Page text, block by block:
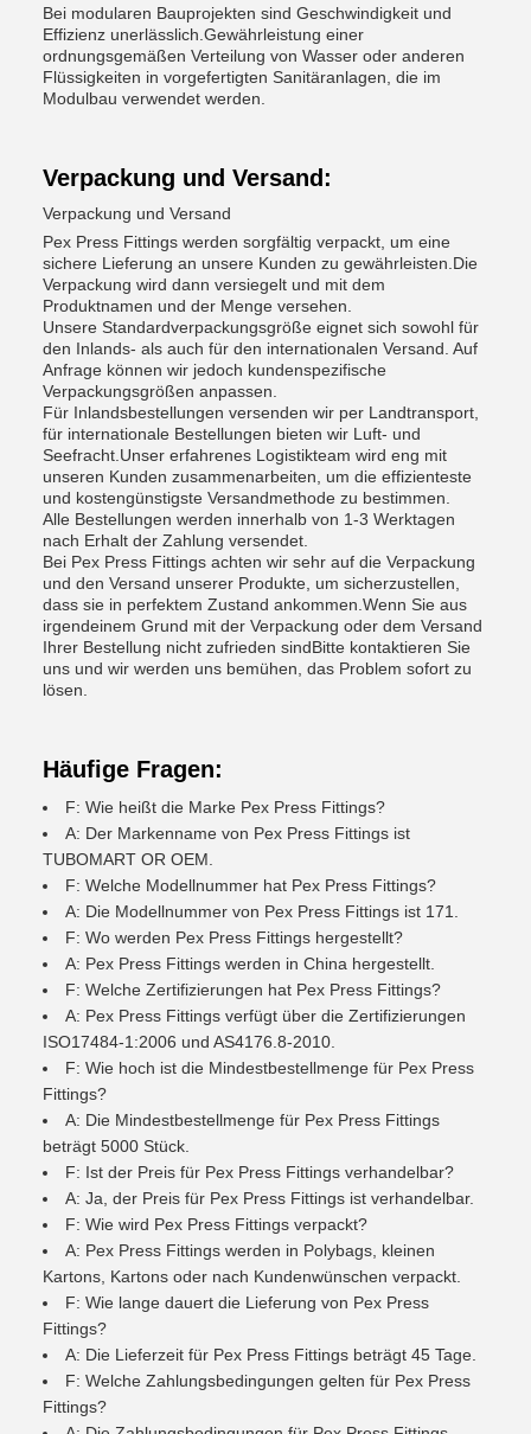
Bei modularen Bauprojekten sind Geschwindigkeit und
Effizienz unerlässlich.Gewährleistung einer
ordnungsgemäßen Verteilung von Wasser oder anderen
Flüssigkeiten in vorgefertigten Sanitäranlagen, die im
Modulbau verwendet werden.
Verpackung und Versand:
Verpackung und Versand
Pex Press Fittings werden sorgfältig verpackt, um eine
sichere Lieferung an unsere Kunden zu gewährleisten.Die
Verpackung wird dann versiegelt und mit dem
Produktnamen und der Menge versehen.
Unsere Standardverpackungsgröße eignet sich sowohl für
den Inlands- als auch für den internationalen Versand. Auf
Anfrage können wir jedoch kundenspezifische
Verpackungsgrößen anpassen.
Für Inlandsbestellungen versenden wir per Landtransport,
für internationale Bestellungen bieten wir Luft- und
Seefracht.Unser erfahrenes Logistikteam wird eng mit
unseren Kunden zusammenarbeiten, um die effizienteste
und kostengünstigste Versandmethode zu bestimmen.
Alle Bestellungen werden innerhalb von 1-3 Werktagen
nach Erhalt der Zahlung versendet.
Bei Pex Press Fittings achten wir sehr auf die Verpackung
und den Versand unserer Produkte, um sicherzustellen,
dass sie in perfektem Zustand ankommen.Wenn Sie aus
irgendeinem Grund mit der Verpackung oder dem Versand
Ihrer Bestellung nicht zufrieden sindBitte kontaktieren Sie
uns und wir werden uns bemühen, das Problem sofort zu
lösen.
Häufige Fragen:
F: Wie heißt die Marke Pex Press Fittings?
A: Der Markenname von Pex Press Fittings ist
TUBOMART OR OEM.
F: Welche Modellnummer hat Pex Press Fittings?
A: Die Modellnummer von Pex Press Fittings ist 171.
F: Wo werden Pex Press Fittings hergestellt?
A: Pex Press Fittings werden in China hergestellt.
F: Welche Zertifizierungen hat Pex Press Fittings?
A: Pex Press Fittings verfügt über die Zertifizierungen
ISO17484-1:2006 und AS4176.8-2010.
F: Wie hoch ist die Mindestbestellmenge für Pex Press
Fittings?
A: Die Mindestbestellmenge für Pex Press Fittings
beträgt 5000 Stück.
F: Ist der Preis für Pex Press Fittings verhandelbar?
A: Ja, der Preis für Pex Press Fittings ist verhandelbar.
F: Wie wird Pex Press Fittings verpackt?
A: Pex Press Fittings werden in Polybags, kleinen
Kartons, Kartons oder nach Kundenwünschen verpackt.
F: Wie lange dauert die Lieferung von Pex Press
Fittings?
A: Die Lieferzeit für Pex Press Fittings beträgt 45 Tage.
F: Welche Zahlungsbedingungen gelten für Pex Press
Fittings?